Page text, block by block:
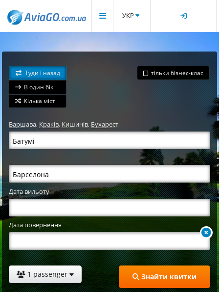
УКР
Туди і назад
В один бік
Кілька міст
тільки бізнес-клас
Варшава, Краків,Кишинів,Бухарест
Дата вильоту
Дата повернення
1 passenger Знайти квитки